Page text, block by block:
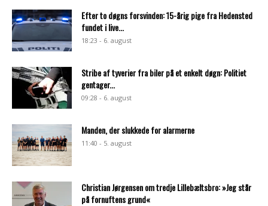
Efter to døgns forsvinden: 15-årig pige fra Hedensted
fundet i live...
18:23 - 6. august
Stribe af tyverier fra biler på et enkelt døgn: Politiet
gentager...
09:28 - 6. august
Manden, der slukkede for alarmerne
11:40 - 5. august
Christian Jørgensen om tredje Lillebæltsbro: »Jeg står
på fornuftens grund«